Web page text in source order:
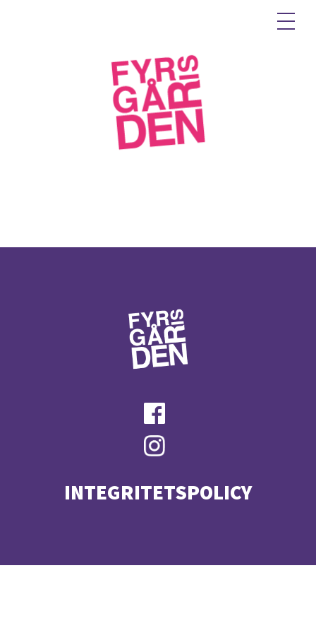
INTEGRITETSPOLICY